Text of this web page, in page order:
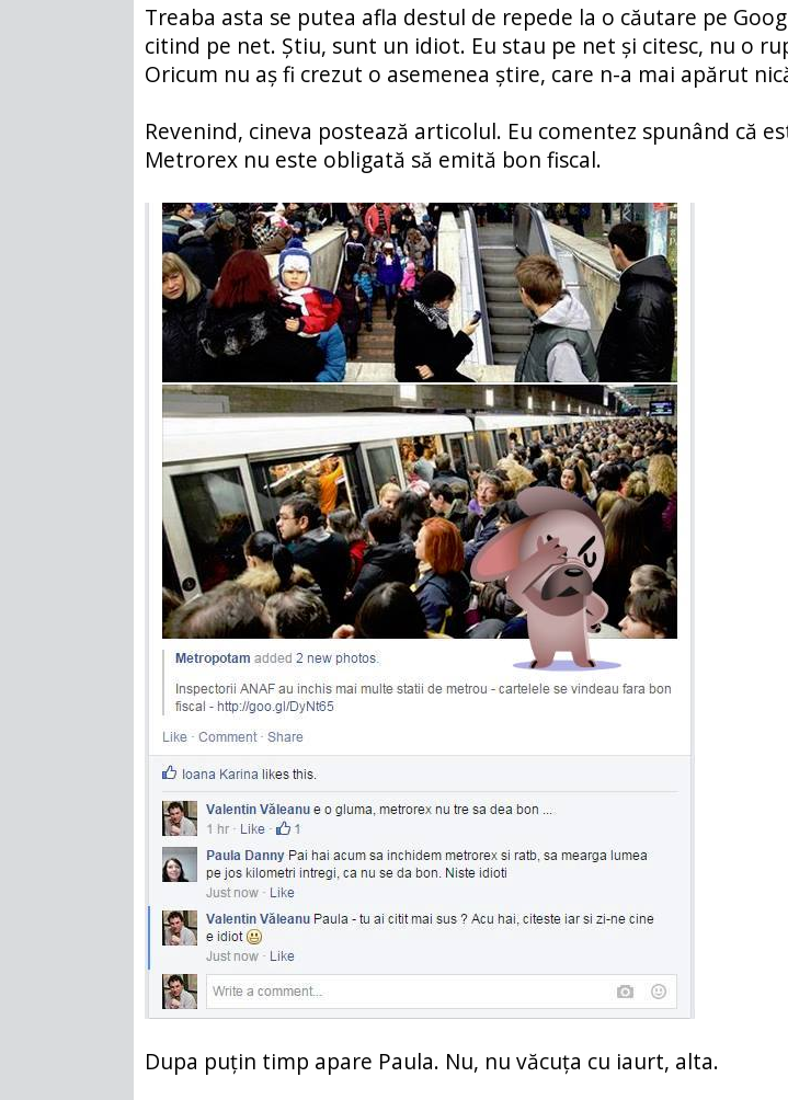
Treaba asta se putea afla destul de repede la o căutare pe
citind pe net. Știu, sunt un idiot. Eu stau pe net și citesc, nu o
Oricum nu aș fi crezut o asemenea știre, care n-a mai apărut
Revenind, cineva postează articolul. Eu comentez spunând că
Metrorex nu este obligată să emită bon fiscal.
Dupa puțin timp apare Paula. Nu, nu văcuța cu iaurt, alta.